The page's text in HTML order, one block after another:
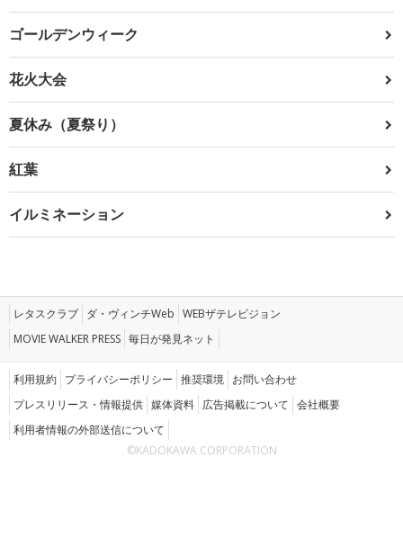
ゴールデンウィーク
花火大会
夏休み（夏祭り）
紅葉
イルミネーション
レタスクラブ ダ・ヴィンチWeb WEBザテレビジョン
MOVIE WALKER PRESS 毎日が発見ネット
利用規約 プライバシーポリシー 推奨環境 お問い合わせ
プレスリリース・情報提供 媒体資料 広告掲載について 会社概要
利用者情報の外部送信について
©KADOKAWA CORPORATION